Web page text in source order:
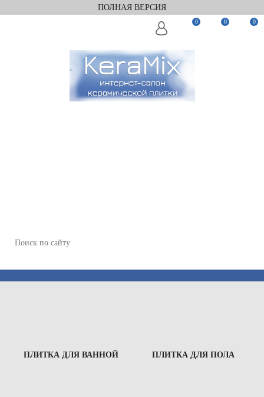
ПОЛНАЯ ВЕРСИЯ
0 0 0
ПЛИТКА ДЛЯ ВАННОЙ ПЛИТКА ДЛЯ ПОЛА